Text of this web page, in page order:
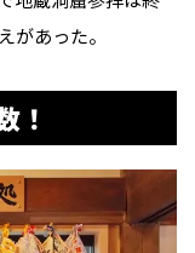
があった。
！